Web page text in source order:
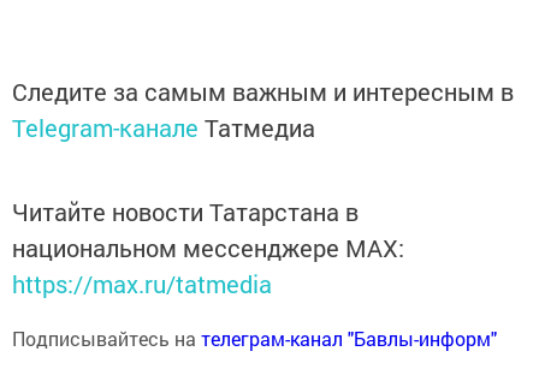
Следите за самым важным и интересным в
Telegram-канале Татмедиа
Читайте новости Татарстана в
национальном мессенджере MАХ:
https://max.ru/tatmedia
Подписывайтесь на телеграм-канал "Бавлы-информ"